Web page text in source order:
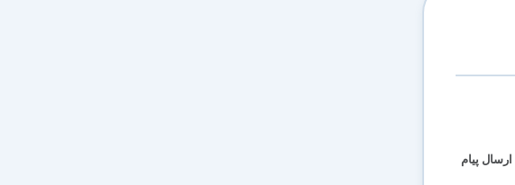
سال به‌جاي مكالمه به ارسال پيام